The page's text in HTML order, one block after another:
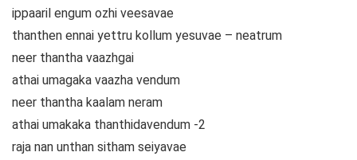
ippaaril engum ozhi veesavae
thanthen ennai yettru kollum yesuvae – neatrum
neer thantha vaazhgai
athai umagaka vaazha vendum
neer thantha kaalam neram
athai umakaka thanthidavendum -2
raja nan unthan sitham seiyavae